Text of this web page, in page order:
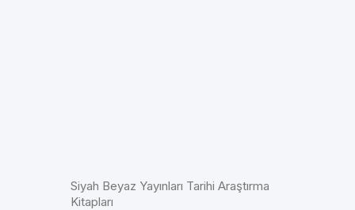
Siyah Beyaz Yayınları Tarihi Araştırma
Kitapları